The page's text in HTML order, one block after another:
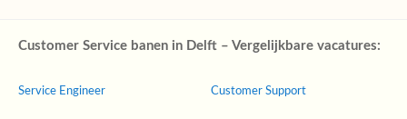
Customer Service banen in Delft – Vergelijkbare vacatures:
Service Engineer Customer Support